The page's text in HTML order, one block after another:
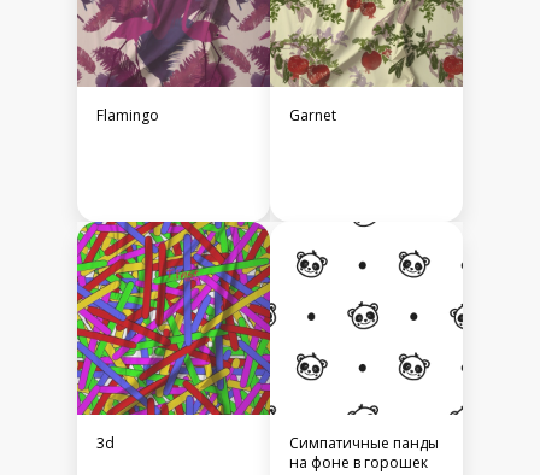
Flamingo Garnet
3d
Симпатичные панды
на фоне в горошек